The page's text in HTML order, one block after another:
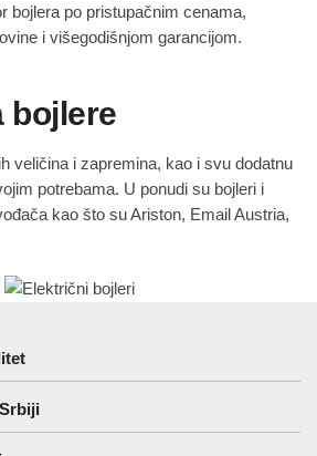
bojlera po pristupačnim cenama,
i višegodišnjom garancijom.
bojlere
veličina i zapremina, kao i svu dodatnu
potrebama. U ponudi su bojleri i
kao što su Ariston, Email Austria,